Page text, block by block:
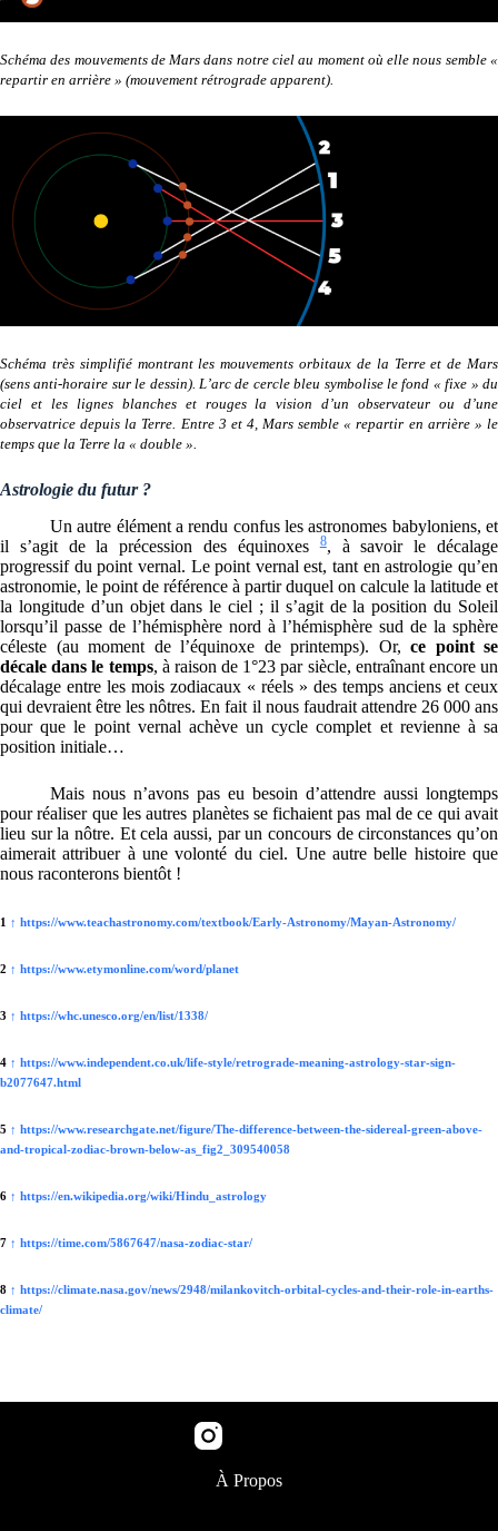
Schéma des mouvements de Mars dans notre ciel au moment où elle nous semble «
repartir en arrière » (mouvement rétrograde apparent).
Schéma très simplifié montrant les mouvements orbitaux de la Terre et de Mars
(sens anti-horaire sur le dessin). L’arc de cercle bleu symbolise le fond « fixe » du
ciel et les lignes blanches et rouges la vision d’un observateur ou d’une
observatrice depuis la Terre. Entre 3 et 4, Mars semble « repartir en arrière » le
temps que la Terre la « double ».
Astrologie du futur ?
Un autre élément a rendu confus les astronomes babyloniens, et
il s’agit de la précession des équinoxes8, à savoir le décalage
progressif du point vernal. Le point vernal est, tant en astrologie qu’en
astronomie, le point de référence à partir duquel on calcule la latitude et
la longitude d’un objet dans le ciel ; il s’agit de la position du Soleil
lorsqu’il passe de l’hémisphère nord à l’hémisphère sud de la sphère
céleste (au moment de l’équinoxe de printemps). Or, ce point se
décale dans le temps, à raison de 1°23 par siècle, entraînant encore un
décalage entre les mois zodiacaux « réels » des temps anciens et ceux
qui devraient être les nôtres. En fait il nous faudrait attendre 26 000 ans
pour que le point vernal achève un cycle complet et revienne à sa
position initiale…
Mais nous n’avons pas eu besoin d’attendre aussi longtemps
pour réaliser que les autres planètes se fichaient pas mal de ce qui avait
lieu sur la nôtre. Et cela aussi, par un concours de circonstances qu’on
aimerait attribuer à une volonté du ciel. Une autre belle histoire que
nous raconterons bientôt !
1 ↑ https://www.teachastronomy.com/textbook/Early-Astronomy/Mayan-Astronomy/
2 ↑ https://www.etymonline.com/word/planet
3 ↑ https://whc.unesco.org/en/list/1338/
4 ↑ https://www.independent.co.uk/life-style/retrograde-meaning-astrology-star-sign-
b2077647.html
5 ↑ https://www.researchgate.net/figure/The-difference-between-the-sidereal-green-above-
and-tropical-zodiac-brown-below-as_fig2_309540058
6 ↑ https://en.wikipedia.org/wiki/Hindu_astrology
7 ↑ https://time.com/5867647/nasa-zodiac-star/
8 ↑ https://climate.nasa.gov/news/2948/milankovitch-orbital-cycles-and-their-role-in-earths-
climate/
À Propos